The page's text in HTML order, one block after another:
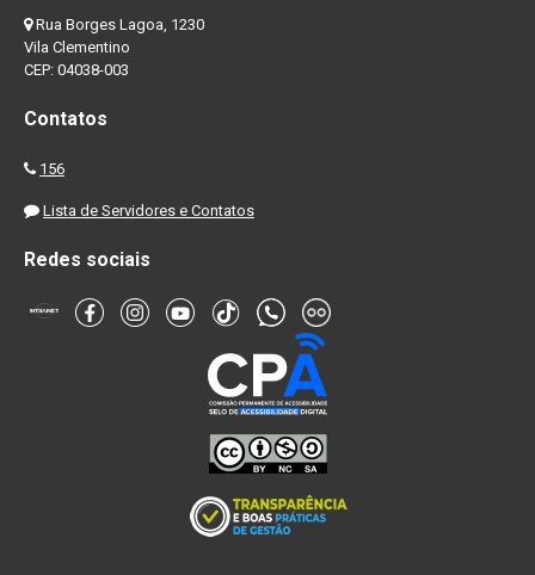
Rua Borges Lagoa, 1230
Vila Clementino
CEP: 04038-003
Contatos
156
Lista de Servidores e Contatos
Redes sociais